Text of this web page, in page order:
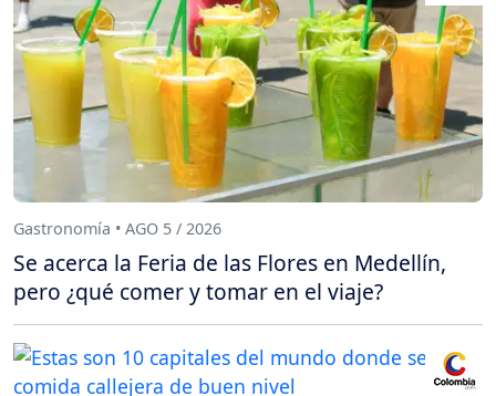
Gastronomía • AGO 5 / 2026
Se acerca la Feria de las Flores en Medellín,
pero ¿qué comer y tomar en el viaje?